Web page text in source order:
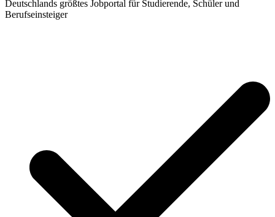
Deutschlands größtes Jobportal für Studierende, Schüler und
Berufseinsteiger